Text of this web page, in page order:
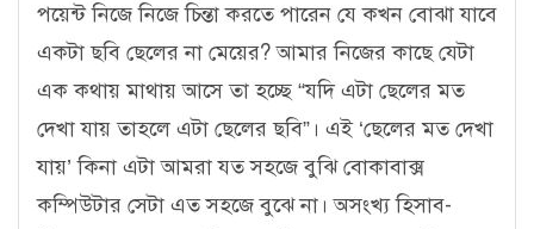
পয়েন্ট নিজে নিজে চিন্তা করতে পারেন যে কখন বোঝা যাবে
একটা ছবি ছেলের না মেয়ের? আমার নিজের কাছে যেটা
এক কথায় মাথায় আসে তা হচ্ছে “যদি এটা ছেলের মত
দেখা যায় তাহলে এটা ছেলের ছবি”। এই ‘ছেলের মত দেখা
যায়’ কিনা এটা আমরা যত সহজে বুঝি বোকাবাক্স
কম্পিউটার সেটা এত সহজে বুঝে না। অসংখ্য হিসাব-